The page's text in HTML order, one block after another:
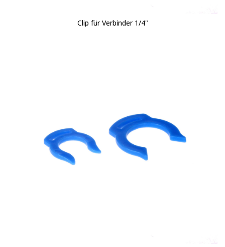
Clip für Verbinder 1/4"